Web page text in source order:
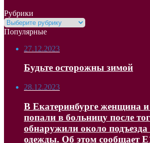
Рубрики
Рубрики
Популярные
27.12.2023
Будьте осторожны зимой
28.12.2023
В Екатеринбурге женщина и
попали в больницу после
обнаружили около подъезда
одежды. Об этом сообщает